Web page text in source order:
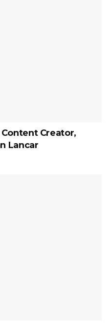
Creator,
Lancar